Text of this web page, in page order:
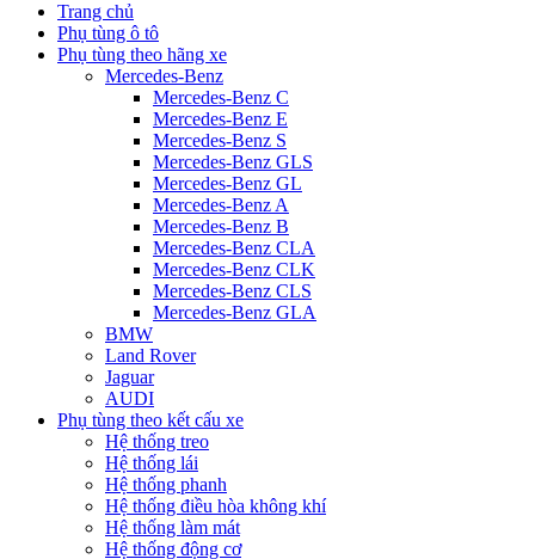
Trang chủ
Phụ tùng ô tô
Phụ tùng theo hãng xe
Mercedes-Benz
Mercedes-Benz C
Mercedes-Benz E
Mercedes-Benz S
Mercedes-Benz GLS
Mercedes-Benz GL
Mercedes-Benz A
Mercedes-Benz B
Mercedes-Benz CLA
Mercedes-Benz CLK
Mercedes-Benz CLS
Mercedes-Benz GLA
BMW
Land Rover
Jaguar
AUDI
Phụ tùng theo kết cấu xe
Hệ thống treo
Hệ thống lái
Hệ thống phanh
Hệ thống điều hòa không khí
Hệ thống làm mát
Hệ thống động cơ